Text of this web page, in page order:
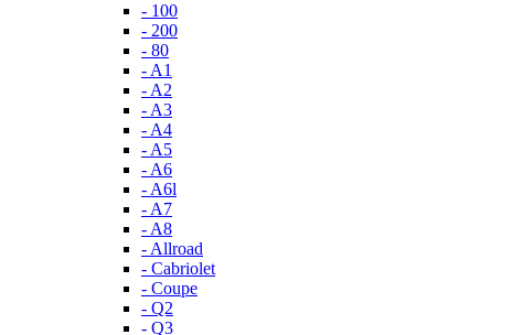
- 100
- 200
- 80
- A1
- A2
- A3
- A4
- A5
- A6
- A6l
- A7
- A8
- Allroad
- Cabriolet
- Coupe
- Q2
- Q3